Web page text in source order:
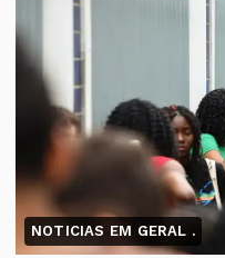
NOTICIAS EM GERAL .